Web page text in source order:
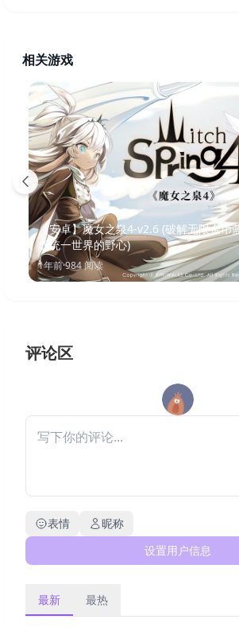
相关游戏
【安卓】魔女之泉4-v2.6 (破解无限金币
成统一世界的野心)
1年前·984阅读
评论区
表情
昵称
设置用户信息
最新 最热